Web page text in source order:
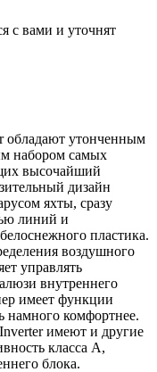
с вами и уточнят
утонченным
набором самых
высочайший
дизайн
яхты, сразу
линий и
пластика.
воздушного
управлять
внутреннего
имеет функции
комфортнее.
имеют и другие
класса А,
блока.